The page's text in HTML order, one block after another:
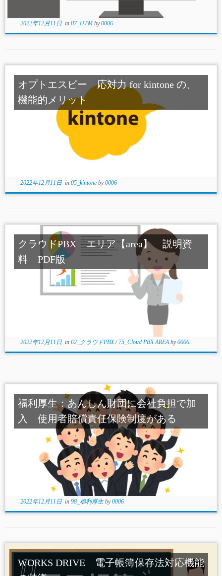
2022年12月11日in 07_UTMby0006
オプトエスピー 応対力 for kintone の、
機能的メリット
2022年12月11日in 05_kintone by0006
クラウドPBX エリア【area】 説明資
料 PDF版
2022年12月11日in 62_クラウドPBX/ 75_Cloud PBX AREAby0006
福利厚生：あんしん財団に会社負担で加
入 使用者賠償責任保険制度がある
2022年12月11日in 98_福利厚生by0006
WORKS DRIVE 電子帳簿保存法対応機能